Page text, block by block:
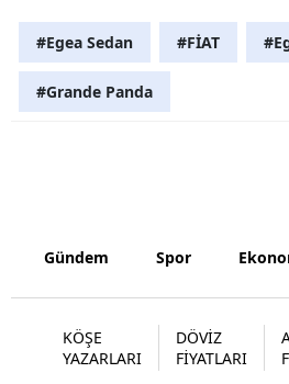
#Egea Sedan #FİAT
#Grande Panda
Gündem Spor
KÖŞE
YAZARLARI
DÖVİZ
FİYATLARI